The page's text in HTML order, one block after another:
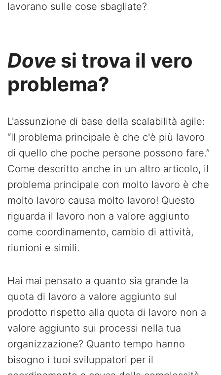
lavorano sulle cose sbagliate?
Dove si trova il vero
problema?
L'assunzione di base della scalabilità agile:
“Il problema principale è che c'è più lavoro
di quello che poche persone possono fare.”
Come descritto anche in un altro articolo, il
problema principale con molto lavoro è che
molto lavoro causa molto lavoro! Questo
riguarda il lavoro non a valore aggiunto
come coordinamento, cambio di attività,
riunioni e simili.
Hai mai pensato a quanto sia grande la
quota di lavoro a valore aggiunto sul
prodotto rispetto alla quota di lavoro non a
valore aggiunto sui processi nella tua
organizzazione? Quanto tempo hanno
bisogno i tuoi sviluppatori per il